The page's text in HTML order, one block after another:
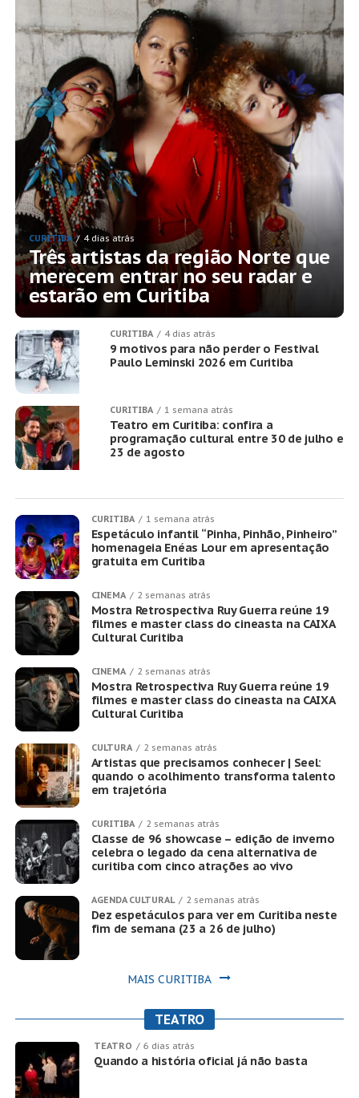
CURITIBA 4 dias atrás
Três artistas da região Norte que
merecem entrar no seu radar e
estarão em Curitiba
CURITIBA 4 dias atrás
9 motivos para não perder o Festival
Paulo Leminski 2026 em Curitiba
CURITIBA 1 semana atrás
Teatro em Curitiba: confira a
programação cultural entre 30 de julho e
23 de agosto
CURITIBA 1 semana atrás
Espetáculo infantil “Pinha, Pinhão, Pinheiro”
homenageia Enéas Lour em apresentação
gratuita em Curitiba
CINEMA 2 semanas atrás
Mostra Retrospectiva Ruy Guerra reúne 19
filmes e master class do cineasta na CAIXA
Cultural Curitiba
CINEMA 2 semanas atrás
Mostra Retrospectiva Ruy Guerra reúne 19
filmes e master class do cineasta na CAIXA
Cultural Curitiba
CULTURA 2 semanas atrás
Artistas que precisamos conhecer | Seel:
quando o acolhimento transforma talento
em trajetória
CURITIBA 2 semanas atrás
Classe de 96 showcase – edição de inverno
celebra o legado da cena alternativa de
curitiba com cinco atrações ao vivo
AGENDA CULTURAL 2 semanas atrás
Dez espetáculos para ver em Curitiba neste
fim de semana (23 a 26 de julho)
MAIS CURITIBA
TEATRO
TEATRO 6 dias atrás
Quando a história oficial já não basta